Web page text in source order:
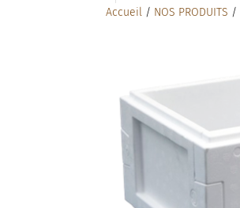
Accueil / NOS PRODUITS /